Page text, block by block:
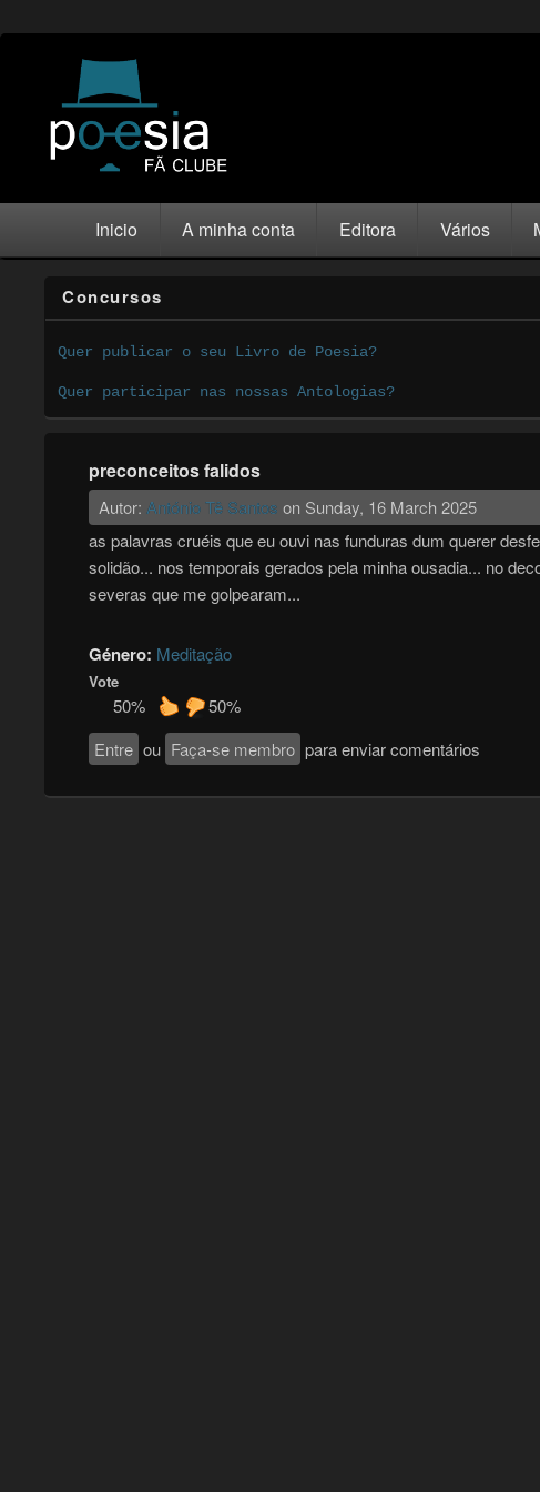
Inicio A minha conta Editora Vários
Concursos
Quer publicar o seu Livro de Poesia?
Quer participar nas nossas Antologias?
preconceitos falidos
Autor: António Tê Santos on Sunday, 16 March 2025
as palavras cruéis que eu ouvi nas funduras dum querer
solidão... nos temporais gerados pela minha ousadia... no
severas que me golpearam...
Género: Meditação
Vote
50%
50%
Entre ou Faça-se membro para enviar comentários